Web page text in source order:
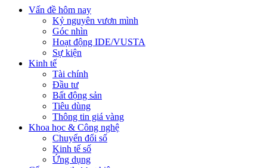
Vấn đề hôm nay
Kỷ nguyên vươn mình
Góc nhìn
Hoạt động IDE/VUSTA
Sự kiện
Kinh tế
Tài chính
Đầu tư
Bất động sản
Tiêu dùng
Thông tin giá vàng
Khoa học & Công nghệ
Chuyển đổi số
Kinh tế số
Ứng dụng